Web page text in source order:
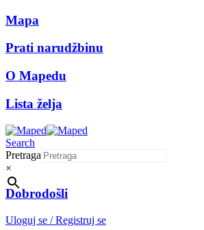
Mapa
Prati narudžbinu
O Mapedu
Lista želja
Search
Pretraga
×
Dobrodošli
Uloguj se / Registruj se